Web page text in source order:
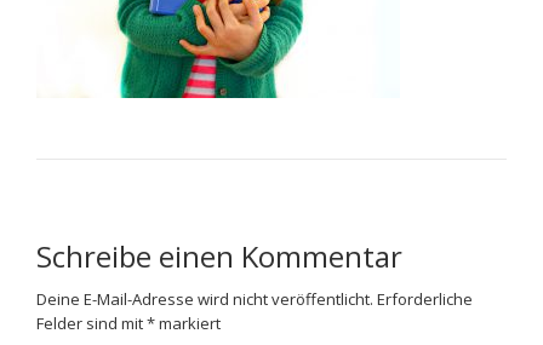
Schreibe einen Kommentar
Deine E-Mail-Adresse wird nicht veröffentlicht. Erforderliche
Felder sind mit*markiert